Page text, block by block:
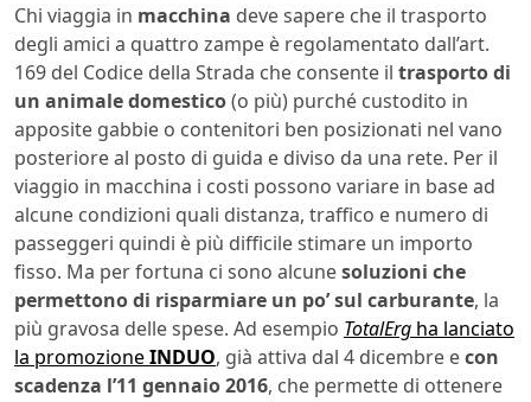
Chi viaggia in macchina deve sapere che il trasporto
degli amici a quattro zampe è regolamentato dall’art.
169 del Codice della Strada che consente il trasporto di
un animale domestico(o più) purché custodito in
apposite gabbie o contenitori ben posizionati nel vano
posteriore al posto di guida e diviso da una rete. Per il
viaggio in macchina i costi possono variare in base ad
alcune condizioni quali distanza, traffico e numero di
passeggeri quindi è più difficile stimare un importo
fisso. Ma per fortuna ci sono alcunesoluzioni che
permettono di risparmiare un po’ sul carburante, la
più gravosa delle spese. Ad esempio TotalErg ha lanciato
la promozioneINDUO, già attiva dal 4 dicembre econ
scadenza l’11 gennaio 2016, che permette di ottenere